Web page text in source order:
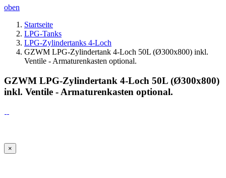
oben
Startseite
LPG-Tanks
LPG-Zylindertanks 4-Loch
GZWM LPG-Zylindertank 4-Loch 50L (Ø300x800) inkl.
Ventile - Armaturenkasten optional.
GZWM LPG-Zylindertank 4-Loch 50L (Ø300x800)
inkl. Ventile - Armaturenkasten optional.
×